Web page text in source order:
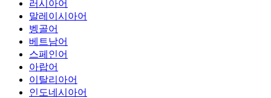
러시아어
말레이시아어
벵골어
베트남어
스페인어
아랍어
이탈리아어
인도네시아어